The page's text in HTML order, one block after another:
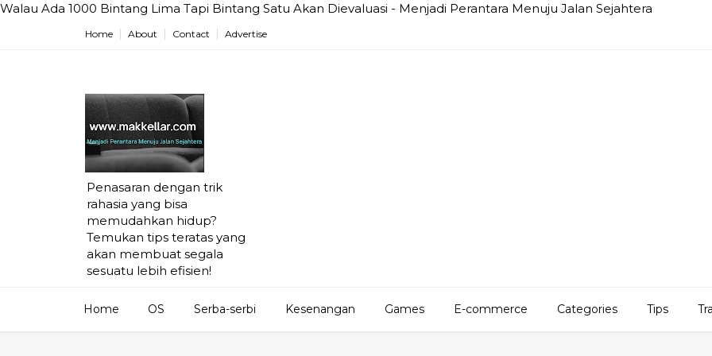
Walau Ada 1000 Bintang Lima Tapi Bintang Satu Akan Dievaluasi - Menjadi Perantara Menuju Jalan Sejahtera
Home About Contact Advertise
Penasaran dengan trik
rahasia yang bisa
memudahkan hidup?
Temukan tips teratas yang
akan membuat segala
sesuatu lebih efisien!
Home OS Serba-serbi Kesenangan Games E-commerce Categories Tips